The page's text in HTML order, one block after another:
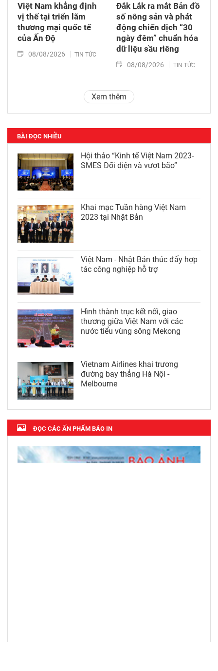
Việt Nam khẳng định
vị thế tại triển lãm
thương mại quốc tế
của Ấn Độ
08/08/2026 TIN TỨC
Đắk Lắk ra mắt Bản đồ
số nông sản và phát
động chiến dịch “30
ngày đêm” chuẩn hóa
dữ liệu sầu riêng
08/08/2026 TIN TỨC
Xem thêm
BÀI ĐỌC NHIỀU
Hội thảo “Kinh tế Việt Nam 2023-
SMES Đối diện và vượt bão”
Khai mạc Tuần hàng Việt Nam
2023 tại Nhật Bản
Việt Nam - Nhật Bản thúc đẩy hợp
tác công nghiệp hỗ trợ
Hình thành trục kết nối, giao
thương giữa Việt Nam với các
nước tiểu vùng sông Mekong
Vietnam Airlines khai trương
đường bay thẳng Hà Nội -
Melbourne
ĐỌC CÁC ẤN PHẨM BÁO IN